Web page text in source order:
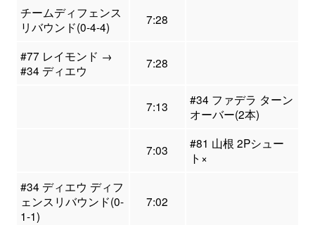
チームディフェンス
リバウンド(0-4-4)
7:28
#77 レイモンド →
#34 ディエウ
7:28
7:13
#34 ファデラ ターン
オーバー(2本)
7:03
#81 山根 2Pシュー
ト×
#34 ディエウ ディフ
ェンスリバウンド(0-
1-1)
7:02